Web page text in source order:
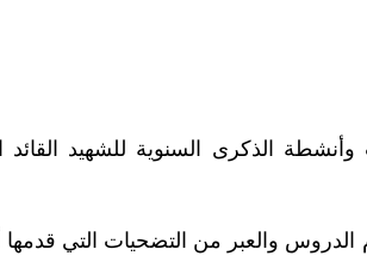
الذكرى السنوية للشهيد القائد
والعبر من التضحيات التي قدمها